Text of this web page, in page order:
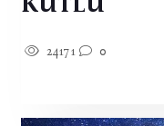
24171 0